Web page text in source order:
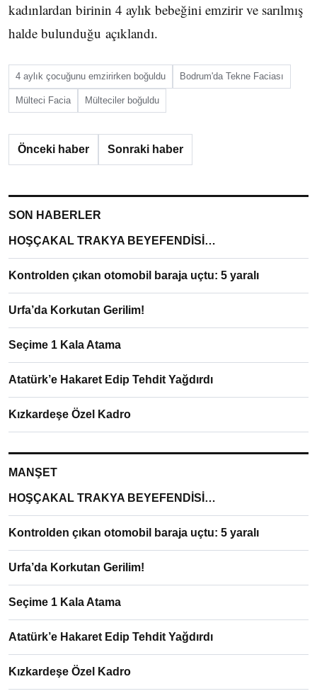
kadınlardan birinin 4 aylık bebeğini emzirir ve sarılmış
halde bulunduğu açıklandı.
4 aylık çocuğunu emzirirken boğuldu Bodrum'da Tekne Faciası
Mülteci Facia Mülteciler boğuldu
Önceki haber Sonraki haber
SON HABERLER
HOŞÇAKAL TRAKYA BEYEFENDİSİ…
Kontrolden çıkan otomobil baraja uçtu: 5 yaralı
Urfa’da Korkutan Gerilim!
Seçime 1 Kala Atama
Atatürk’e Hakaret Edip Tehdit Yağdırdı
Kızkardeşe Özel Kadro
MANŞET
HOŞÇAKAL TRAKYA BEYEFENDİSİ…
Kontrolden çıkan otomobil baraja uçtu: 5 yaralı
Urfa’da Korkutan Gerilim!
Seçime 1 Kala Atama
Atatürk’e Hakaret Edip Tehdit Yağdırdı
Kızkardeşe Özel Kadro